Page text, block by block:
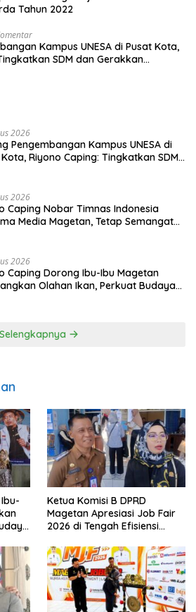
Tahun 2022
Kampus UNESA di Pusat Kota,
SDM dan Gerakkan
2026
Pengembangan Kampus UNESA di
Riyono Caping: Tingkatkan SDM
2026
Caping Nobar Timnas Indonesia
Media Magetan, Tetap Semangat
2026
Caping Dorong Ibu-Ibu Magetan
Olahan Ikan, Perkuat Budaya
Selengkapnya
Ketua Komisi B DPRD
Magetan Apresiasi Job Fair
2026 di Tengah Efisiensi